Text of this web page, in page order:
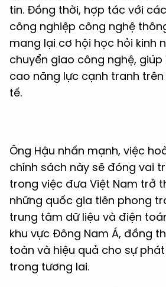
tin. Đồng thời, hợp tác với
công nghiệp công nghệ
mang lại cơ hội học hỏi kinh
chuyển giao công nghệ, giúp
cao năng lực cạnh tranh
tế.
Ông Hậu nhấn mạnh, việc
chính sách này sẽ đóng vai
trong việc đưa Việt Nam trở
những quốc gia tiên phong
trung tâm dữ liệu và điện
khu vực Đông Nam Á, đồng
toàn và hiệu quả cho sự
trong tương lai.